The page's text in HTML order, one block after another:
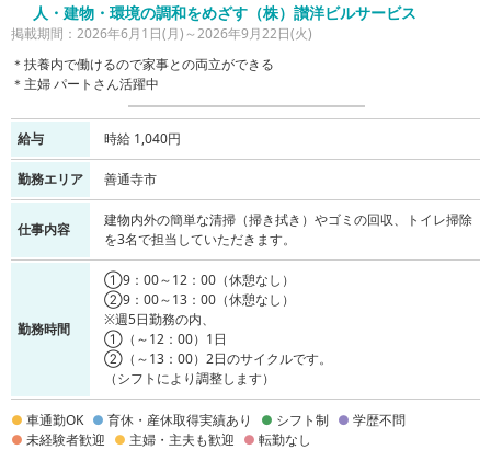
人・建物・環境の調和をめざす（株）讃洋ビルサービス
掲載期間：2026年6月1日(月)～2026年9月22日(火)
＊扶養内で働けるので家事との両立ができる
＊主婦 パートさん活躍中
給与 時給 1,040円
勤務エリア 善通寺市
仕事内容
建物内外の簡単な清掃（掃き拭き）やゴミの回収、トイレ掃除
を3名で担当していただきます。
勤務時間
➀9：00～12：00（休憩なし）
②9：00～13：00（休憩なし）
※週5日勤務の内、
➀（～12：00）1日
②（～13：00）2日のサイクルです。
（シフトにより調整します）
車通勤OK 育休・産休取得実績あり シフト制
学歴不問
未経験者歓迎
主婦・主夫も歓迎 転勤なし